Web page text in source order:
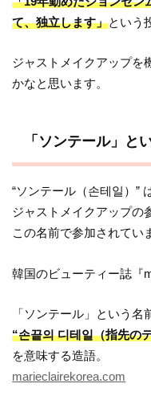
て、独立します」という
ジャストメイクアップを
かなと思います。
「ソンテール」と
“ソンテール（손테일）”
ジャストメイクアップの
この名前で参加されてい
韓国のビューティー誌『
「ソンテール」という名
“손끝의 디테일（指先の
を意味する造語。
marieclairekorea.com